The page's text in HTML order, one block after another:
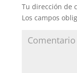
Tu dirección de
Los campos